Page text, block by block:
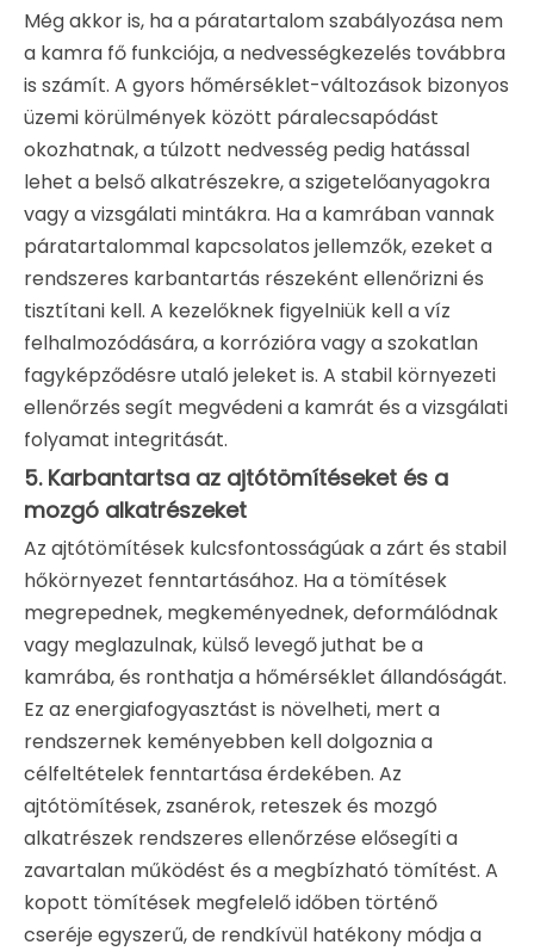
Még akkor is, ha a páratartalom szabályozása nem
a kamra fő funkciója, a nedvességkezelés továbbra
is számít. A gyors hőmérséklet-változások bizonyos
üzemi körülmények között páralecsapódást
okozhatnak, a túlzott nedvesség pedig hatással
lehet a belső alkatrészekre, a szigetelőanyagokra
vagy a vizsgálati mintákra. Ha a kamrában vannak
páratartalommal kapcsolatos jellemzők, ezeket a
rendszeres karbantartás részeként ellenőrizni és
tisztítani kell. A kezelőknek figyelniük kell a víz
felhalmozódására, a korrózióra vagy a szokatlan
fagyképződésre utaló jeleket is. A stabil környezeti
ellenőrzés segít megvédeni a kamrát és a vizsgálati
folyamat integritását.
5. Karbantartsa az ajtótömítéseket és a
mozgó alkatrészeket
Az ajtótömítések kulcsfontosságúak a zárt és stabil
hőkörnyezet fenntartásához. Ha a tömítések
megrepednek, megkeményednek, deformálódnak
vagy meglazulnak, külső levegő juthat be a
kamrába, és ronthatja a hőmérséklet állandóságát.
Ez az energiafogyasztást is növelheti, mert a
rendszernek keményebben kell dolgoznia a
célfeltételek fenntartása érdekében. Az
ajtótömítések, zsanérok, reteszek és mozgó
alkatrészek rendszeres ellenőrzése elősegíti a
zavartalan működést és a megbízható tömítést. A
kopott tömítések megfelelő időben történő
cseréje egyszerű, de rendkívül hatékony módja a